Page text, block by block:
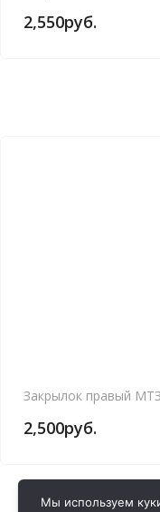
2,550руб.
Закрылок правый
2,500руб.
Мы используем